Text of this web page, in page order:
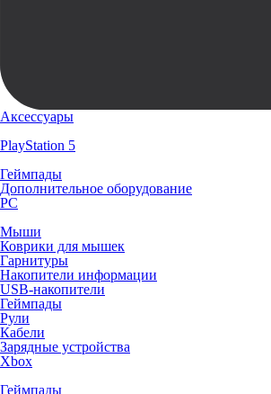
Аксессуары
PlayStation 5
Геймпады
Дополнительное оборудование
PC
Мыши
Коврики для мышек
Гарнитуры
Накопители информации
USB-накопители
Геймпады
Рули
Кабели
Зарядные устройства
Xbox
Геймпады